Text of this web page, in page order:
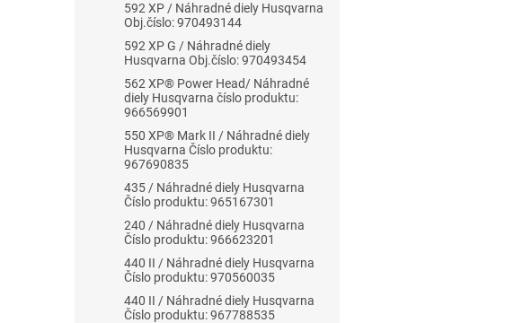
592 XP / Náhradné diely Husqvarna
Obj.číslo: 970493144
592 XP G / Náhradné diely
Husqvarna Obj.číslo: 970493454
562 XP® Power Head/ Náhradné
diely Husqvarna číslo produktu:
966569901
550 XP® Mark II / Náhradné diely
Husqvarna Číslo produktu:
967690835
435 / Náhradné diely Husqvarna
Číslo produktu: 965167301
240 / Náhradné diely Husqvarna
Číslo produktu: 966623201
440 II / Náhradné diely Husqvarna
Číslo produktu: 970560035
440 II / Náhradné diely Husqvarna
Číslo produktu: 967788535